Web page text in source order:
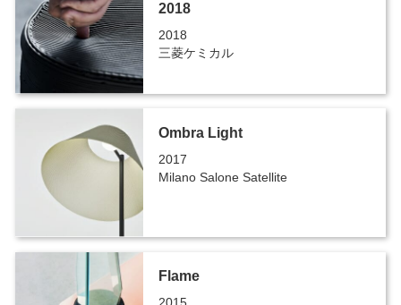
2018
2018
三菱ケミカル
Ombra Light
2017
Milano Salone Satellite
Flame